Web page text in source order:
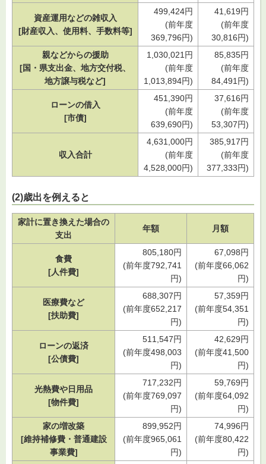
資産運用などの雑収入
[財産収入、使用料、手数料等]
499,424円
(前年度
369,796円)
41,619円
(前年度
30,816円)
親などからの援助
[国・県支出金、地方交付税、
地方譲与税など]
1,030,021円
(前年度
1,013,894円)
85,835円
(前年度
84,491円)
ローンの借入
[市債]
451,390円
(前年度
639,690円)
37,616円
(前年度
53,307円)
収入合計
4,631,000円
(前年度
4,528,000円)
385,917円
(前年度
377,333円)
(2)歳出を例えると
家計に置き換えた場合の
支出
年額 月額
食費
[人件費]
805,180円
(前年度792,741
円)
67,098円
(前年度66,062
円)
医療費など
[扶助費]
688,307円
(前年度652,217
円)
57,359円
(前年度54,351
円)
ローンの返済
[公債費]
511,547円
(前年度498,003
円)
42,629円
(前年度41,500
円)
光熱費や日用品
[物件費]
717,232円
(前年度769,097
円)
59,769円
(前年度64,092
円)
家の増改築
[維持補修費・普通建設
事業費]
899,952円
(前年度965,061
円)
74,996円
(前年度80,422
円)